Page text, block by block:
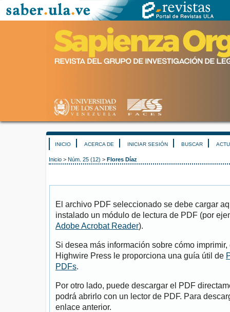
INICIO ACERCA DE INICIAR SESIÓN BUSCAR
Inicio > Núm. 25 (12) > Flores Díaz
El archivo PDF seleccionado se debe cargar
instalado un módulo de lectura de PDF (por
Adobe Acrobat Reader).
Si desea más información sobre cómo
Highwire Press le proporciona una guía útil de
PDFs.
Por otro lado, puede descargar el PDF
podrá abrirlo con un lector de PDF. Para
enlace anterior.